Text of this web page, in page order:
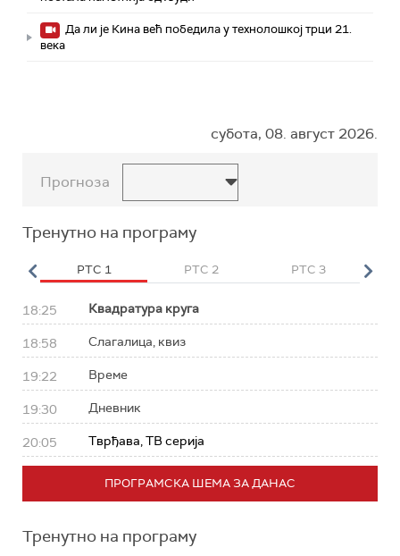
Да ли је Кина већ победила у технолошкој трци 21.
века
субота, 08. август 2026.
Прогноза
Тренутно на програму
РТС 1 РТС 2 РТС 3
18:25 Квадратура круга
18:58 Слагалица, квиз
19:22 Време
19:30 Дневник
20:05 Тврђава, ТВ серија
ПРОГРАМСКА ШЕМА ЗА ДАНАС
Тренутно на програму